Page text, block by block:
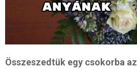
Összeszedtük egy csokorba